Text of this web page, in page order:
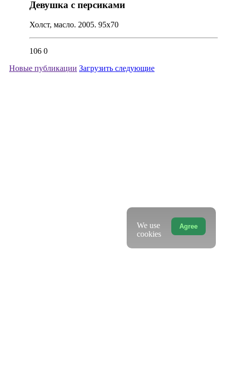
Девушка с персиками
Холст, масло. 2005. 95х70
106 0
Новые публикации Загрузить следующие
Agree
We use
cookies